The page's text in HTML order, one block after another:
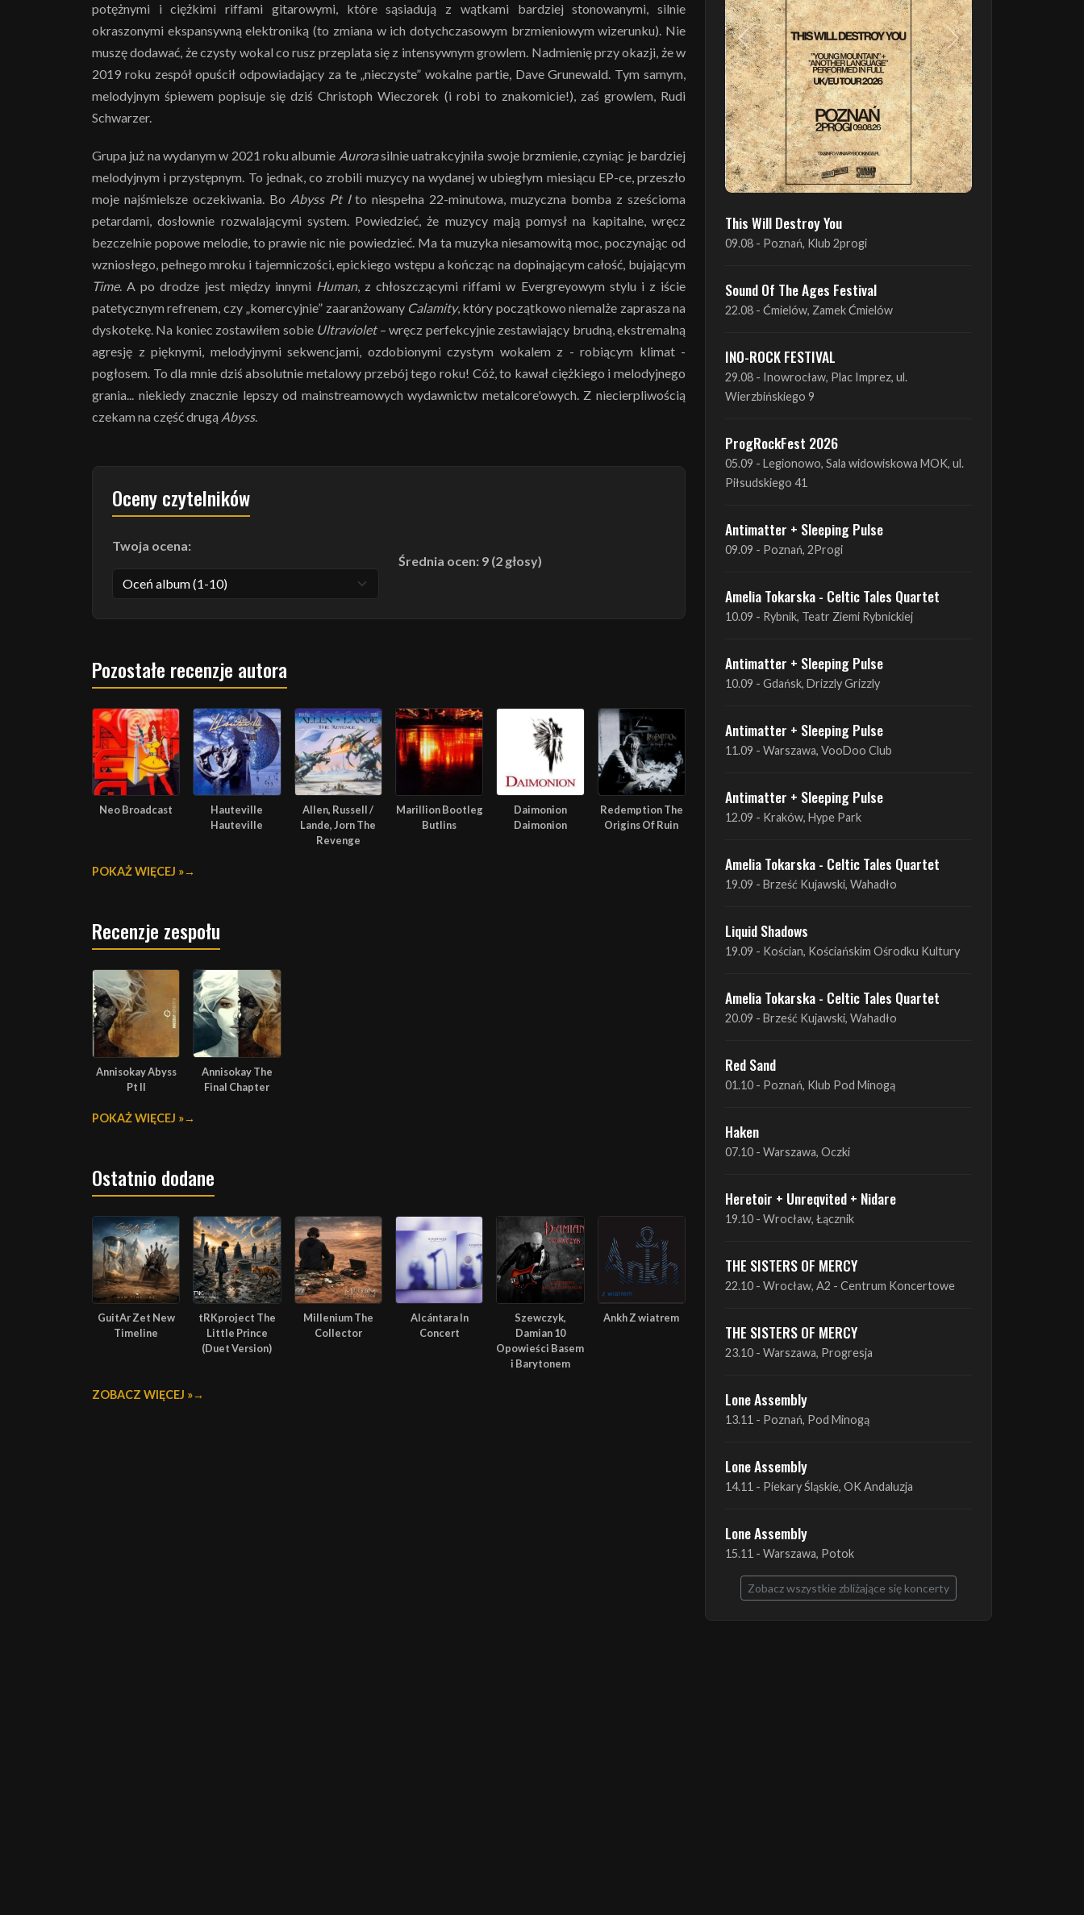
potężnymi i ciężkimi riffami gitarowymi, które sąsiadują z wątkami bardziej stonowanymi, silnie
okraszonymi ekspansywną elektroniką (to zmiana w ich dotychczasowym brzmieniowym wizerunku). Nie
muszę dodawać, że czysty wokal co rusz przeplata się z intensywnym growlem. Nadmienię przy okazji, że w
2019 roku zespół opuścił odpowiadający za te „nieczyste” wokalne partie, Dave Grunewald. Tym samym,
melodyjnym śpiewem popisuje się dziś Christoph Wieczorek (i robi to znakomicie!), zaś growlem, Rudi
Schwarzer.
Grupa już na wydanym w 2021 roku albumie Aurorasilnie uatrakcyjniła swoje brzmienie, czyniąc je bardziej
melodyjnym i przystępnym. To jednak, co zrobili muzycy na wydanej w ubiegłym miesiącu EP-ce, przeszło
moje najśmielsze oczekiwania. Bo Abyss Pt Ito niespełna 22-minutowa, muzyczna bomba z sześcioma
petardami, dosłownie rozwalającymi system. Powiedzieć, że muzycy mają pomysł na kapitalne, wręcz
bezczelnie popowe melodie, to prawie nic nie powiedzieć. Ma ta muzyka niesamowitą moc, poczynając od
wzniosłego, pełnego mroku i tajemniczości, epickiego wstępu a kończąc na dopinającym całość, bujającym
Time. A po drodze jest między innymi Human, z chłoszczącymi riffami w Evergreyowym stylu i z iście
patetycznym refrenem, czy „komercyjnie” zaaranżowany Calamity, który początkowo niemalże zaprasza na
dyskotekę. Na koniec zostawiłem sobie Ultraviolet– wręcz perfekcyjnie zestawiający brudną, ekstremalną
agresję z pięknymi, melodyjnymi sekwencjami, ozdobionymi czystym wokalem z - robiącym klimat -
pogłosem. To dla mnie dziś absolutnie metalowy przebój tego roku! Cóż, to kawał ciężkiego i melodyjnego
grania... niekiedy znacznie lepszy od mainstreamowych wydawnictw metalcore'owych. Z niecierpliwością
czekam na część drugą Abyss.
Oceny czytelników
Twoja ocena:
Średnia ocen: 9 (2 głosy)
Pozostałe recenzje autora
Neo Broadcast
Hauteville
Hauteville
Allen, Russell /
Lande, Jorn The
Revenge
Marillion Bootleg
Butlins
Daimonion
Daimonion
Redemption The
Origins Of Ruin
POKAŻ WIĘCEJ »
Recenzje zespołu
Annisokay Abyss
Pt II
Annisokay The
Final Chapter
POKAŻ WIĘCEJ »
Ostatnio dodane
GuitAr Zet New
Timeline
tRKproject The
Little Prince
(Duet Version)
Millenium The
Collector
Alcántara In
Concert
Szewczyk,
Damian 10
Opowieści Basem
i Barytonem
Ankh Z wiatrem
ZOBACZ WIĘCEJ »
Poprzedni Następny
This Will Destroy You
09.08 - Poznań, Klub 2progi
Sound Of The Ages Festival
22.08 - Ćmielów, Zamek Ćmielów
INO-ROCK FESTIVAL
29.08 - Inowrocław, Plac Imprez, ul.
ProgRockFest 2026
05.09 - Legionowo, Sala widowiskowa MOK, ul.
Antimatter + Sleeping Pulse
09.09 - Poznań, 2Progi
Amelia Tokarska - Celtic Tales Quartet
10.09 - Rybnik, Teatr Ziemi Rybnickiej
Antimatter + Sleeping Pulse
10.09 - Gdańsk, Drizzly Grizzly
Antimatter + Sleeping Pulse
11.09 - Warszawa, VooDoo Club
Antimatter + Sleeping Pulse
12.09 - Kraków, Hype Park
Amelia Tokarska - Celtic Tales Quartet
19.09 - Brześć Kujawski, Wahadło
Liquid Shadows
19.09 - Kościan, Kościańskim Ośrodku Kultury
Amelia Tokarska - Celtic Tales Quartet
20.09 - Brześć Kujawski, Wahadło
Red Sand
01.10 - Poznań, Klub Pod Minogą
Haken
07.10 - Warszawa, Oczki
Heretoir + Unreqvited + Nidare
19.10 - Wrocław, Łącznik
THE SISTERS OF MERCY
22.10 - Wrocław, A2 - Centrum Koncertowe
THE SISTERS OF MERCY
23.10 - Warszawa, Progresja
Lone Assembly
13.11 - Poznań, Pod Minogą
Lone Assembly
14.11 - Piekary Śląskie, OK Andaluzja
Lone Assembly
15.11 - Warszawa, Potok
Zobacz wszystkie zbliżające się koncerty